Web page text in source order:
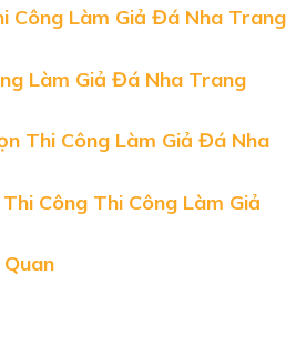
Công Làm Giả Đá Nha Trang
Làm Giả Đá Nha Trang
Thi Công Làm Giả Đá Nha
Công Thi Công Làm Giả